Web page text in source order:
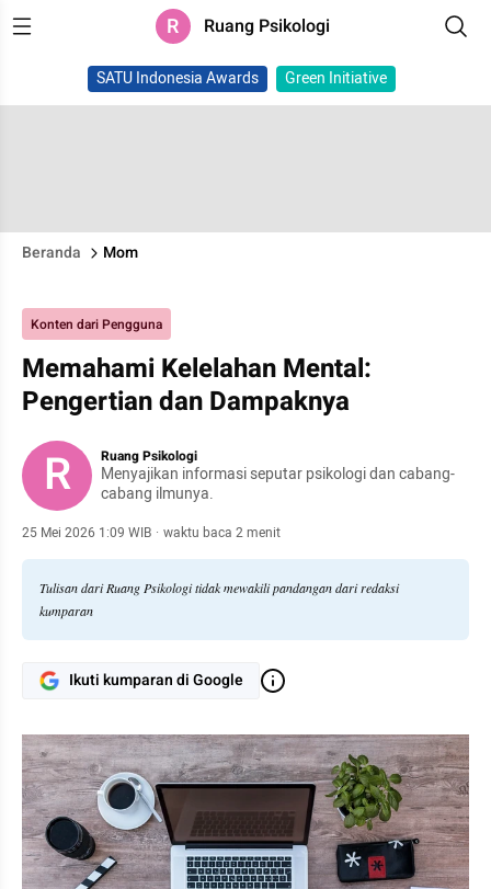
R Ruang Psikologi
SATU Indonesia Awards Green Initiative
Beranda Mom
Konten dari Pengguna
Memahami Kelelahan Mental:
Pengertian dan Dampaknya
R Ruang Psikologi
Menyajikan informasi seputar psikologi dan cabang-
cabang ilmunya.
25 Mei 2026 1:09 WIB · waktu baca 2 menit
Tulisan dari Ruang Psikologi tidak mewakili pandangan dari redaksi
kumparan
Ikuti kumparan di Google